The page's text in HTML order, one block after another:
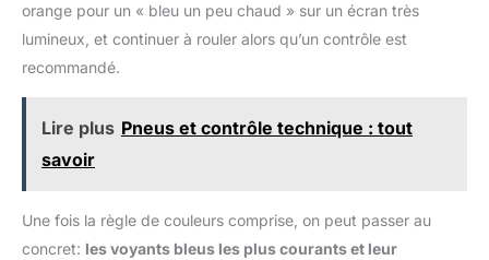
orange pour un « bleu un peu chaud » sur un écran très
lumineux, et continuer à rouler alors qu’un contrôle est
recommandé.
Lire plus Pneus et contrôle technique : tout
savoir
Une fois la règle de couleurs comprise, on peut passer au
concret: les voyants bleus les plus courants et leur